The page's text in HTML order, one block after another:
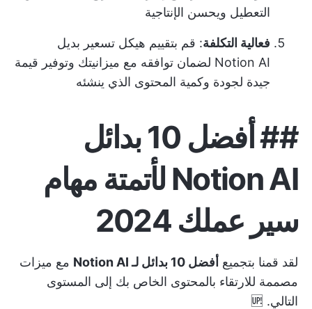
التعطيل ويحسن الإنتاجية
فعالية التكلفة: قم بتقييم هيكل تسعير بديل
Notion AI لضمان توافقه مع ميزانيتك وتوفير قيمة
جيدة لجودة وكمية المحتوى الذي ينشئه
## أفضل 10 بدائل
Notion AI لأتمتة مهام
سير عملك 2024
لقد قمنا بتجميع أفضل 10 بدائل لـ Notion AI
مع ميزات
مصممة للارتقاء بالمحتوى الخاص بك إلى المستوى
التالي. 🆙